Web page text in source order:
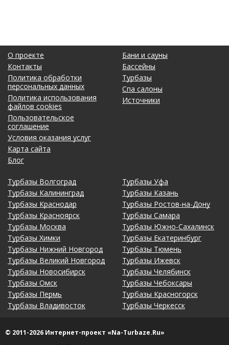
О проекте
Контакты
Политика обработки
персональных данных
Политика использования
файлов cookies
Пользовательское
соглашение
Условия оказания услуг
Карта сайта
Блог
Бани и сауны
Бассейны
Турбазы
Спа салоны
Источники
Турбазы Волгоград
Турбазы Калининград
Турбазы Краснодар
Турбазы Красноярск
Турбазы Москва
Турбазы Химки
Турбазы Нижний Новгород
Турбазы Великий Новгород
Турбазы Новосибирск
Турбазы Омск
Турбазы Пермь
Турбазы Владивосток
Турбазы Уфа
Турбазы Казань
Турбазы Ростов-на-Дону
Турбазы Самара
Турбазы Южно-Сахалинск
Турбазы Екатеринбург
Турбазы Тюмень
Турбазы Ижевск
Турбазы Челябинск
Турбазы Чебоксары
Турбазы Красногорск
Турбазы Черкесск
© 2011-2026 Интернет-проект «Na-Turbaze.Ru»